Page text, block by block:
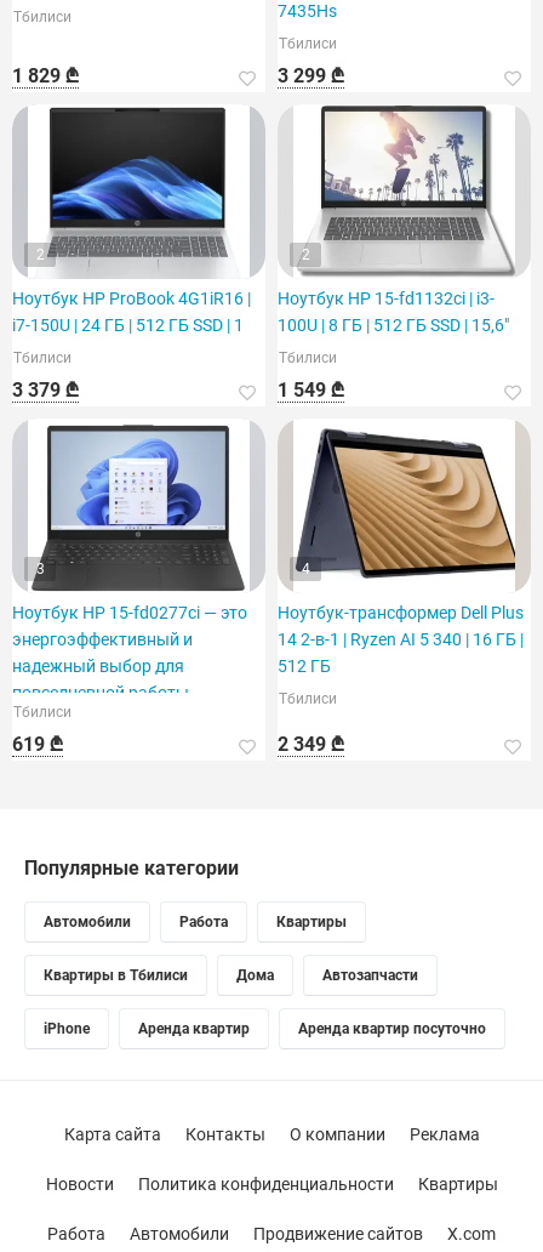
Тбилиси
1 829 ₾
7435Hs
Тбилиси
3 299 ₾
2
Ноутбук HP ProBook 4G1iR16 |
i7-150U | 24 ГБ | 512 ГБ SSD | 1
Тбилиси
3 379 ₾
2
Ноутбук HP 15-fd1132ci | i3-
100U | 8 ГБ | 512 ГБ SSD | 15,6"
Тбилиси
1 549 ₾
3
Ноутбук HP 15-fd0277ci — это
энергоэффективный и
надежный выбор для
повседневной работы.
Тбилиси
619 ₾
4
Ноутбук-трансформер Dell Plus
14 2-в-1 | Ryzen AI 5 340 | 16 ГБ |
512 ГБ
Тбилиси
2 349 ₾
Популярные категории
Автомобили Работа Квартиры
Квартиры в Тбилиси Дома Автозапчасти
iPhone Аренда квартир Аренда квартир посуточно
Карта сайта Контакты О компании Реклама
Новости Политика конфиденциальности Квартиры
Работа Автомобили Продвижение сайтов X.com